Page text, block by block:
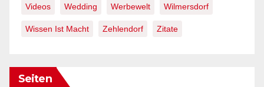
Videos Wedding Werbewelt Wilmersdorf
Wissen Ist Macht Zehlendorf Zitate
Seiten